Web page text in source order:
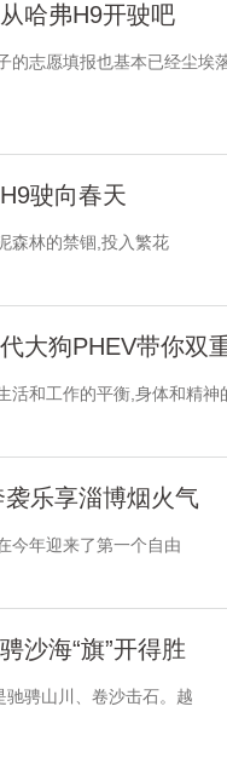
哈弗H9开驶吧
志愿填报也基本已经尘埃
驶向春天
林的禁锢,投入繁花
大狗PHEV带你双
和工作的平衡,身体和精神
乐享淄博烟火气
年迎来了第一个自由
沙海“旗”开得胜
骋山川、卷沙击石。越